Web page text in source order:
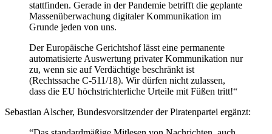
stattfinden. Gerade in der Pandemie betrifft die geplante
Massenüberwachung digitaler Kommunikation im
Grunde jeden von uns.
Der Europäische Gerichtshof lässt eine permanente
automatisierte Auswertung privater Kommunikation nur
zu, wenn sie auf Verdächtige beschränkt ist
(Rechtssache C-511/18). Wir dürfen nicht zulassen,
dass die EU höchstrichterliche Urteile mit Füßen tritt!“
Sebastian Alscher, Bundesvorsitzender der Piratenpartei ergänzt: